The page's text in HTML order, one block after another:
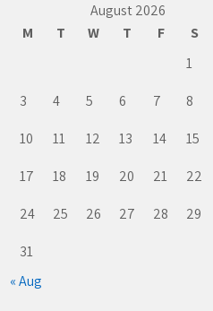
August 2026
M
T W T F S
1
3
4 5 6 7 8
10
11 12 13 14 15
17
18 19 20 21 22
24
25 26 27 28 29
31
« Aug